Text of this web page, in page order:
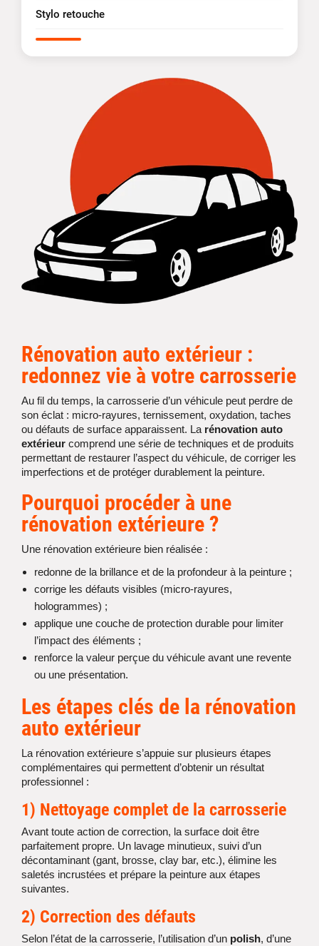
Stylo retouche
Rénovation auto extérieur :
redonnez vie à votre carrosserie
Au fil du temps, la carrosserie d’un véhicule peut perdre de
son éclat : micro-rayures, ternissement, oxydation, taches
ou défauts de surface apparaissent. La rénovation auto
extérieur comprend une série de techniques et de produits
permettant de restaurer l’aspect du véhicule, de corriger les
imperfections et de protéger durablement la peinture.
Pourquoi procéder à une
rénovation extérieure ?
Une rénovation extérieure bien réalisée :
redonne de la brillance et de la profondeur à la peinture ;
corrige les défauts visibles (micro-rayures,
hologrammes) ;
applique une couche de protection durable pour limiter
l’impact des éléments ;
renforce la valeur perçue du véhicule avant une revente
ou une présentation.
Les étapes clés de la rénovation
auto extérieur
La rénovation extérieure s’appuie sur plusieurs étapes
complémentaires qui permettent d’obtenir un résultat
professionnel :
1) Nettoyage complet de la carrosserie
Avant toute action de correction, la surface doit être
parfaitement propre. Un lavage minutieux, suivi d’un
décontaminant (gant, brosse, clay bar, etc.), élimine les
saletés incrustées et prépare la peinture aux étapes
suivantes.
2) Correction des défauts
Selon l’état de la carrosserie, l’utilisation d’un polish, d’une